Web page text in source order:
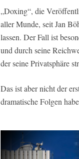
„Doxing“, die
aller Munde, seit Jan
lassen. Der Fall ist
und durch seine
der seine Privatsphäre
Das ist aber nicht der
dramatische Folgen